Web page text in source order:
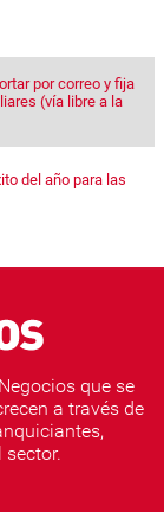
por correo y fija
(vía libre a la
del año para las
que se
a través de
sector.